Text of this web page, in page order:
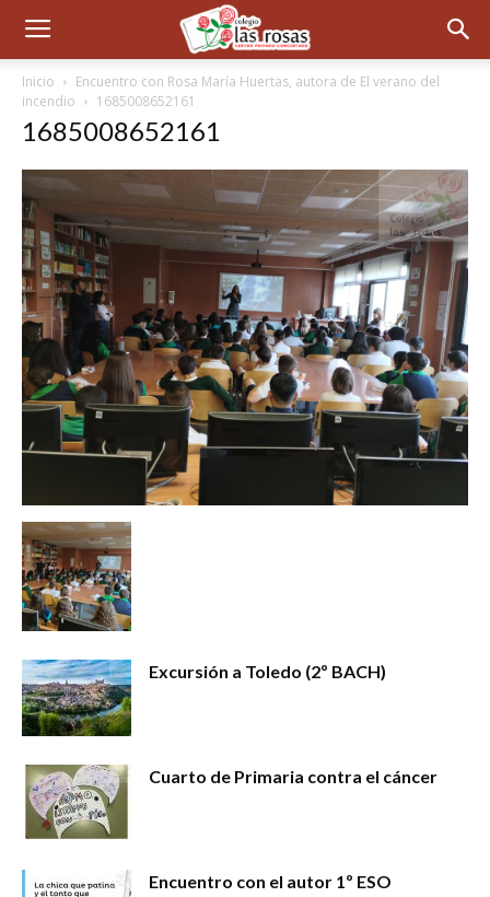
Inicio
Encuentro con Rosa María Huertas, autora de El verano del
incendio
1685008652161
1685008652161
Excursión a Toledo (2º BACH)
Cuarto de Primaria contra el cáncer
Encuentro con el autor 1º ESO